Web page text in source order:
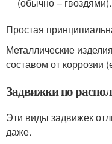
Простая
Металлические
составом от коррозии
Задвижки по
Эти виды задвижек
даже.